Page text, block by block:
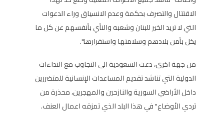
الاقتتال والتصرف بحكمة وعدم الانسياق وراء الدعوات
التي لا تريد الخير للبنان وشعبه والنأي بأنفسهم عن كل ما
يخل بأمن بلادهم وسلامتها واستقرارها".
من جهة اخرى، دعت السعودية الى التجاوب مع النداءات
الدولية التي تناشد تقديم المساعدات الإنسانية للمتضررين
داخل الأراضي السورية والنازحين والمهجرين، محذرة من
تردي الأوضاع" في هذا البلد الذي تمزقه اعمال العنف.